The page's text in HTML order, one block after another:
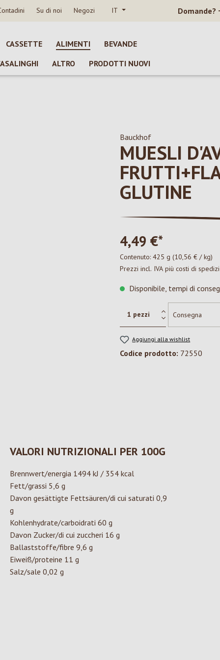
Su di noi Negozi IT Domande?
CASSETTE ALIMENTI
BEVANDE
ALTRO PRODOTTI NUOVI
Bauckhof
MUESLI
GLUTINE
4,49 €*
Contenuto: 425 g (10,56 € / kg)
Prezzi incl. IVA più costi di
Disponibile, tempi di
Aggiungi alla wishlist
Codice prodotto: 72550
VALORI NUTRIZIONALI PER 100G
Brennwert/energia 1494 kJ / 354 kcal
Fett/grassi 5,6 g
Davon gesättigte Fettsäuren/di cui saturati 0,9
g
Kohlenhydrate/carboidrati 60 g
Davon Zucker/di cui zuccheri 16 g
Ballaststoffe/fibre 9,6 g
Eiweiß/proteine 11 g
Salz/sale 0,02 g